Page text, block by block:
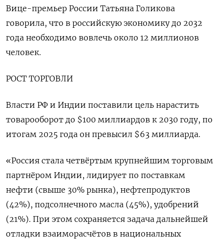
Вице-премьер России Татьяна Голикова
говорила, что в российскую экономику ‌до 2032
года необходимо вовлечь около 12 миллионов
человек.
РОСТ ТОРГОВЛИ
Власти РФ и ‌Индии поставили цель нарастить
товарооборот до $100 миллиардов к 2030 году, по
итогам 2025 года он превысил $63 миллиарда.
«Россия стала четвёртым крупнейшим торговым
партнёром Индии, лидирует по поставкам
нефти (свыше 30% ​рынка), нефтепродуктов
(42%), подсолнечного масла (45%), удобрений
(21%). При этом сохраняется задача дальнейшей
отладки взаиморасчётов в национальных